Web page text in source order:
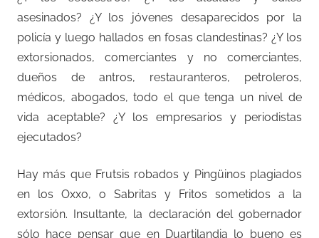
asesinados? ¿Y los jóvenes desaparecidos por la
policía y luego hallados en fosas clandestinas? ¿Y los
extorsionados, comerciantes y no comerciantes,
dueños de antros, restauranteros, petroleros,
médicos, abogados, todo el que tenga un nivel de
vida aceptable? ¿Y los empresarios y periodistas
ejecutados?
Hay más que Frutsis robados y Pingüinos plagiados
en los Oxxo, o Sabritas y Fritos sometidos a la
extorsión. Insultante, la declaración del gobernador
sólo hace pensar que en Duartilandia lo bueno es